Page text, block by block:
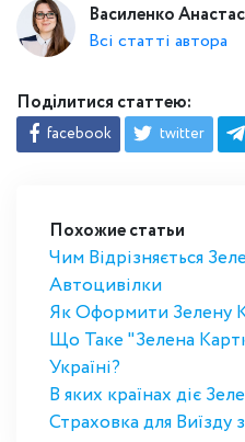
Похожие статьи
Чим Відрізняється
Автоцивілки
Як Оформити Зелену
Що Таке "Зелена
Україні?
В яких країнах діє
Страховка для
Василенко
Всі статті автора
Поділитися статтею:
facebook twitter